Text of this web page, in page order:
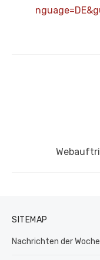
Nächster
SITEMAP
Nachrichten der Woche